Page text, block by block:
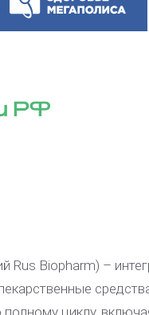
Rus Biopharm) –
циклу,